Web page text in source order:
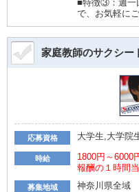
■特徴③：週一
で、お気軽に
家庭教師のサクシー
応募資格 大学生,大学院
時給
1800円～6000
報酬の１時間
募集地域 神奈川県全域